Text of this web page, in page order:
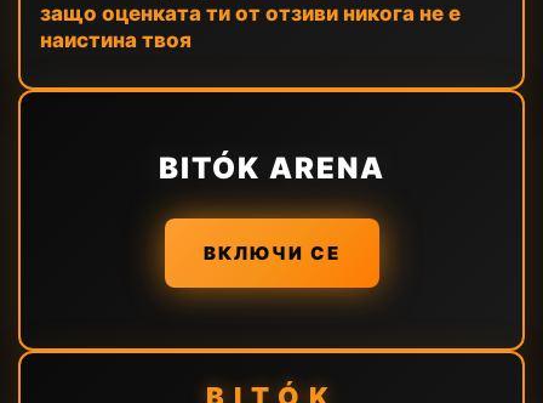
защо оценката ти от отзиви никога не е
наистина твоя
BITÓK ARENA
ВКЛЮЧИ СЕ